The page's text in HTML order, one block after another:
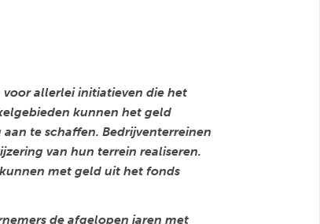
allerlei initiatieven die het
kunnen het geld
te schaffen. Bedrijventerreinen
van hun terrein realiseren.
met geld uit het fonds
de afgelopen jaren met